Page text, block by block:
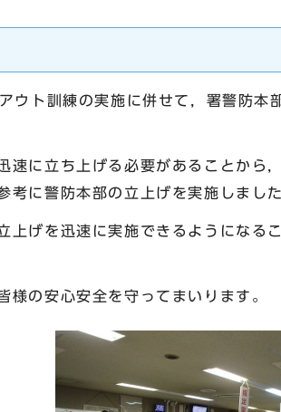
ト訓練の実施に併せて，署警防本
速に立ち上げる必要があることから
に警防本部の立上げを実施しました
上げを迅速に実施できるようになる
様の安心安全を守ってまいります。